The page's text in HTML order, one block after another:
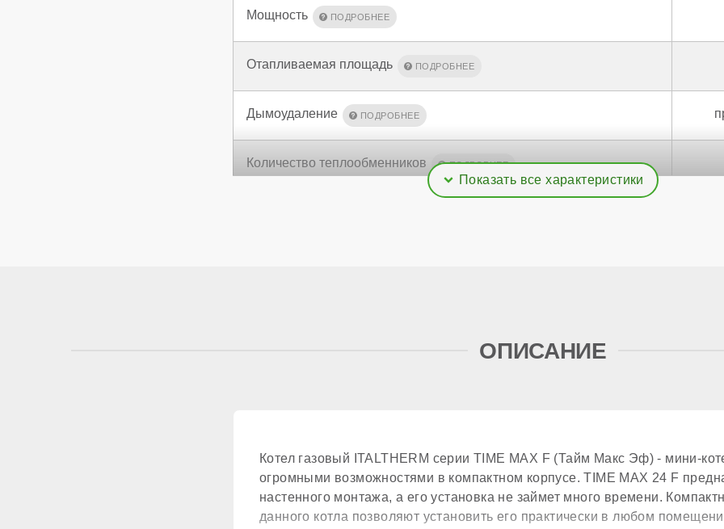
Мощность
Отапливаемая площадь
Дымоудаление
Количество теплообменников
Утепление теплообменника ГВС
КОМПОНЕНТЫ
ОПИСАНИЕ
Котел газовый ITALTHERM серии TIME MAX F (Тайм Макс Эф) - мини-
огромными возможностями в компактном корпусе. TIME MAX 24 F
настенного монтажа, а его установка не займет много времени.
данного котла позволяют установить его практически в любом